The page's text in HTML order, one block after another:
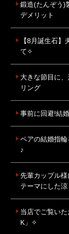
鍛造(たんぞう)
デメリット
【8月誕生石
て✧
大きな節目に
リング
事前に回避!結
ペアの結婚指
♪
先輩カップル
テーマにした
当店でご覧い
K」✧